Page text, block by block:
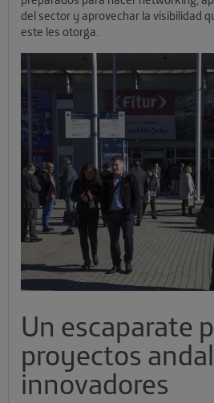
del sector y aprovechar la visibilidad
este les otorga.
Un escaparate
proyectos
innovadores